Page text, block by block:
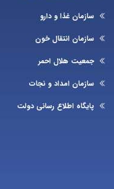
غذا و دارو
انتقال خون
هلال احمر
امداد و نجات
اطلاع رسانی دولت